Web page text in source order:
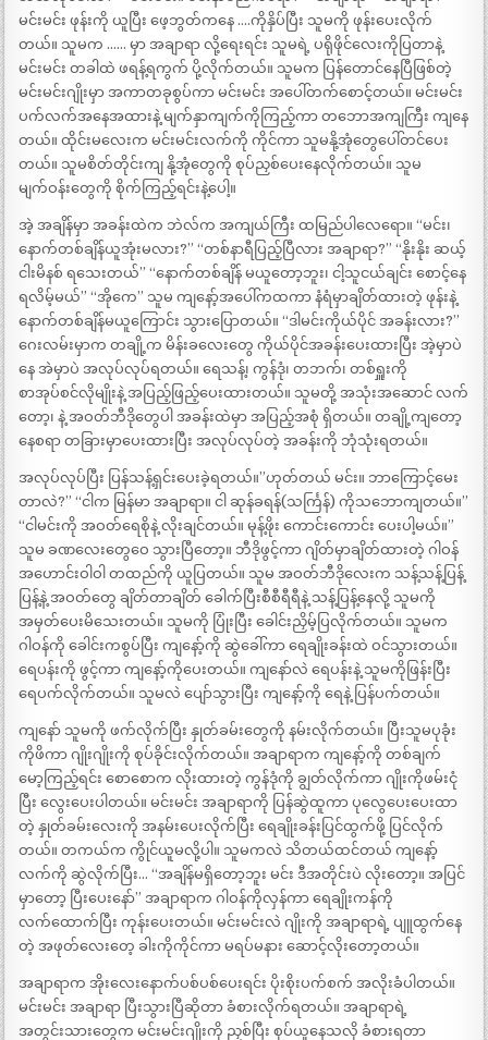
မင်းမင်း ဖုန်းကို ယူပြီး ဖေ့ဘွတ်ကနေ ….ကိုနှိပ်ပြီး သူမကို ဖုန်းပေးလိုက်
တယ်။ သူမက …… မှာ အချာရာ လို့ရေးရင်း သူမရဲ့ ပရိုဖိုင်လေးကိုပြတာနဲ့
မင်းမင်း တခါထဲ ဖရန့်ရကွက် ပို့လိုက်တယ်။ သူမက ပြန်တောင်နေပြီဖြစ်တဲ့
မင်းမင်းဂျိုးမှာ အကာတခုစွပ်ကာ မင်းမင်း အပေါ်တက်စောင့်တယ်။ မင်းမင်း
ပက်လက်အနေအထားနဲ့ မျက်နှာကျက်ကိုကြည့်ကာ တဘောအကျကြီး ကျနေ
တယ်။ ထိုင်းမလေးက မင်းမင်းလက်ကို ကိုင်ကာ သူမနို့အုံတွေပေါ်တင်ပေး
တယ်။ သူမစိတ်တိုင်းကျ နို့အုံတွေကို စုပ်ညှစ်ပေးနေလိုက်တယ်။ သူမ
မျက်ဝန်းတွေကို စိုက်ကြည့်ရင်းနဲ့ပေါ့။
အဲ့ အချိန်မှာ အခန်းထဲက ဘဲလ်က အကျယ်ကြီး ထမြည်ပါလေရော။ “မင်း၊
နောက်တစ်ချိန်ယူအုံးမလား?” “တစ်နာရီပြည့်ပြီလား အချာရာ?” “နိုးနိုး ဆယ့်
ငါးမိနစ် ရသေးတယ်” “နောက်တစ်ချိန် မယူတော့ဘူး၊ ငါ့သူငယ်ချင်း စောင့်နေ
ရလိမ့်မယ်” “အိုကေ” သူမ ကျနော့်အပေါ်ကထကာ နံရံမှာချိတ်ထားတဲ့ ဖုန်းနဲ့
နောက်တစ်ချိန်မယူကြောင်း သွားပြောတယ်။ “ဒါမင်းကိုယ်ပိုင် အခန်းလား?”
ဂေးလမ်းမှာက တချို့က မိန်းခလေးတွေ ကိုယ်ပိုင်အခန်းပေးထားပြီး အဲ့မှာပဲ
နေ အဲမှာပဲ အလုပ်လုပ်ရတယ်။ ရေသန့်၊ ကွန်ဒုံ၊ တဘက်၊ တစ်ရှူးကို
စာအုပ်စင်လိုမျိုးနဲ့ အပြည့်ဖြည့်ပေးထားတယ်။ သူမတို့ အသုံးအဆောင် လက်
တော့၊ နဲ့ အဝတ်ဘီဒိုတွေပါ အခန်းထဲမှာ အပြည့်အစုံ ရှိတယ်။ တချို့ကျတော့
နေစရာ တခြားမှာပေးထားပြီး အလုပ်လုပ်တဲ့ အခန်းကို ဘုံသုံးရတယ်။
အလုပ်လုပ်ပြီး ပြန်သန့်ရှင်းပေးခဲ့ရတယ်။”ဟုတ်တယ် မင်း။ ဘာကြောင့်မေး
တာလဲ?” “ငါက မြန်မာ အချာရာ။ ငါ ဆုန်ခရန်(သင်္ကြန်) ကိုသဘောကျတယ်။”
“ငါမင်းကို အဝတ်ရေစိုနဲ့ လိုးချင်တယ်။ မုန့်ဖိုး ကောင်းကောင်း ပေးပါ့မယ်။”
သူမ ခဏလေးတွေဝေ သွားပြီတော့။ ဘီဒိုဖွင့်ကာ ဂျိတ်မှာချိတ်ထားတဲ့ ဂါဝန်
အဟောင်းဝါဝါ တထည်ကို ယူပြတယ်။ သူမ အဝတ်ဘီဒိုလေးက သန့်သန့်ပြန့်
ပြန့်နဲ့ အဝတ်တွေ ချိတ်တာချိတ် ခေါက်ပြီးစီစီရီရီနဲ့ သန့်ပြန့်နေလို့ သူမကို
အမှတ်ပေးမိသေးတယ်။ သူမကို ပြုံးပြီး ခေါင်းညှိမ့်ပြလိုက်တယ်။ သူမက
ဂါဝန်ကို ခေါင်းကစွပ်ပြီး ကျနော့်ကို ဆွဲခေါ်ကာ ရေချိုးခန်းထဲ ဝင်သွားတယ်။
ရေပန်းကို ဖွင့်ကာ ကျနော့်ကိုပေးတယ်။ ကျနော်လဲ ရေပန်းနဲ့ သူမကိုဖြန်းပြီး
ရေပက်လိုက်တယ်။ သူမလဲ ပျော်သွားပြီး ကျနော့်ကို ရေနဲ့ ပြန်ပက်တယ်။
ကျနော် သူမကို ဖက်လိုက်ပြီး နှုတ်ခမ်းတွေကို နမ်းလိုက်တယ်။ ပြီးသူမပုခုံး
ကိုဖိကာ ဂျိုးဂျိုးကို စုပ်ခိုင်းလိုက်တယ်။ အချာရာက ကျနော့်ကို တစ်ချက်
မော့ကြည့်ရင်း စောစောက လိုးထားတဲ့ ကွန်ဒုံကို ချွတ်လိုက်ကာ ဂျိုးကိုဖမ်းငုံ
ပြီး လွေးပေးပါတယ်။ မင်းမင်း အချာရာကို ပြန်ဆွဲထူကာ ပုလွေပေးပေးထာ
တဲ့ နှုတ်ခမ်းလေးကို အနမ်းပေးလိုက်ပြီး ရေချိုးခန်းပြင်ထွက်ဖို့ ပြင်လိုက်
တယ်။ တကယ်က ကွိုင်ယူမလို့ပါ။ သူမကလဲ သိတယ်ထင်တယ် ကျနော့်
လက်ကို ဆွဲလိုက်ပြီး… “အချိန်မရှိတော့ဘူး မင်း ဒီအတိုင်းပဲ လိုးတော့။ အပြင်
မှာတော့ ပြီးပေးနော်” အချာရာက ဂါဝန်ကိုလှန်ကာ ရေချိုးကန်ကို
လက်ထောက်ပြီး ကုန်းပေးတယ်။ မင်းမင်းလဲ ဂျိုးကို အချာရာရဲ့ ပျူထွက်နေ
တဲ့ အဖုတ်လေးတေ့ ခါးကိုကိုင်ကာ မရပ်မနား ဆောင့်လိုးတော့တယ်။
အချာရာက အိုးလေးနောက်ပစ်ပစ်ပေးရင်း ပိုးစိုးပက်စက် အလိုးခံပါတယ်။
မင်းမင်း အချာရာ ပြီးသွားပြီဆိုတာ ခံစားလိုက်ရတယ်။ အချာရာရဲ့
အတွင်းသားတွေက မင်းမင်းဂျိုးကို ညှစ်ပြီး စုပ်ယူနေသလို ခံစားရတာ